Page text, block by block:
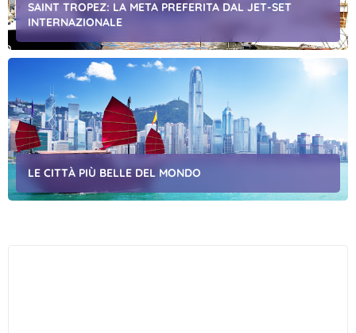
SAINT TROPEZ: LA META PREFERITA DAL JET-SET
INTERNAZIONALE
LE CITTÀ PIÙ BELLE DEL MONDO